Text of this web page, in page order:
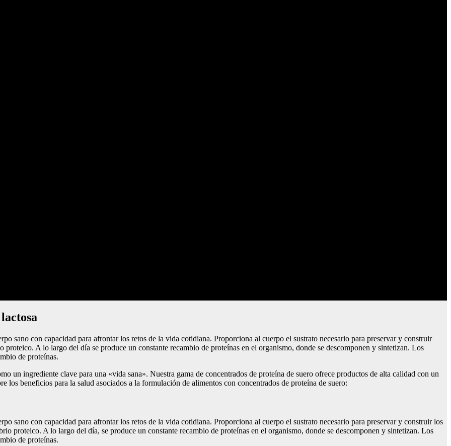
sano con capacidad para afrontar los retos de la vida cotidiana. Proporciona al cuerpo el sustrato necesario para preservar y construir
A lo largo del día se produce un constante recambio de proteínas en el organismo, donde se descomponen y sintetizan. Los
de proteínas.
un ingrediente clave para una «vida sana». Nuestra gama de concentrados de proteína de suero ofrece productos de alta calidad con un
los beneficios para la salud asociados a la formulación de alimentos con concentrados de proteína de suero:
sano con capacidad para afrontar los retos de la vida cotidiana. Proporciona al cuerpo el sustrato necesario para preservar y construir los
proteico. A lo largo del día, se produce un constante recambio de proteínas en el organismo, donde se descomponen y sintetizan. Los
de proteínas.